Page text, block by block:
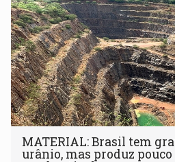
MATERIAL: Brasil tem
urânio, mas produz